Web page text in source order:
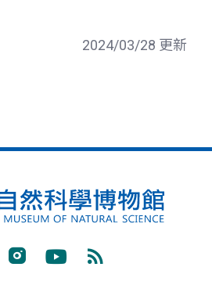
2024/03/28 更新